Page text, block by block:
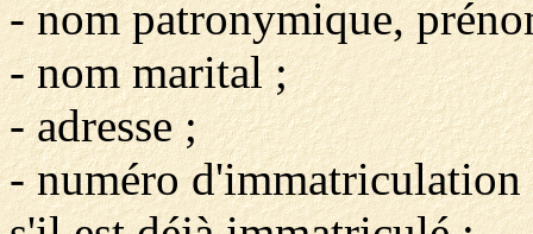
- nom patronymique,
- nom marital ;
- adresse ;
- numéro d'immatriculation